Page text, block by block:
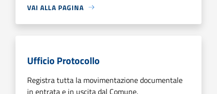
VAI ALLA PAGINA
Ufficio Protocollo
Registra tutta la movimentazione documentale
in entrata e in uscita dal Comune.